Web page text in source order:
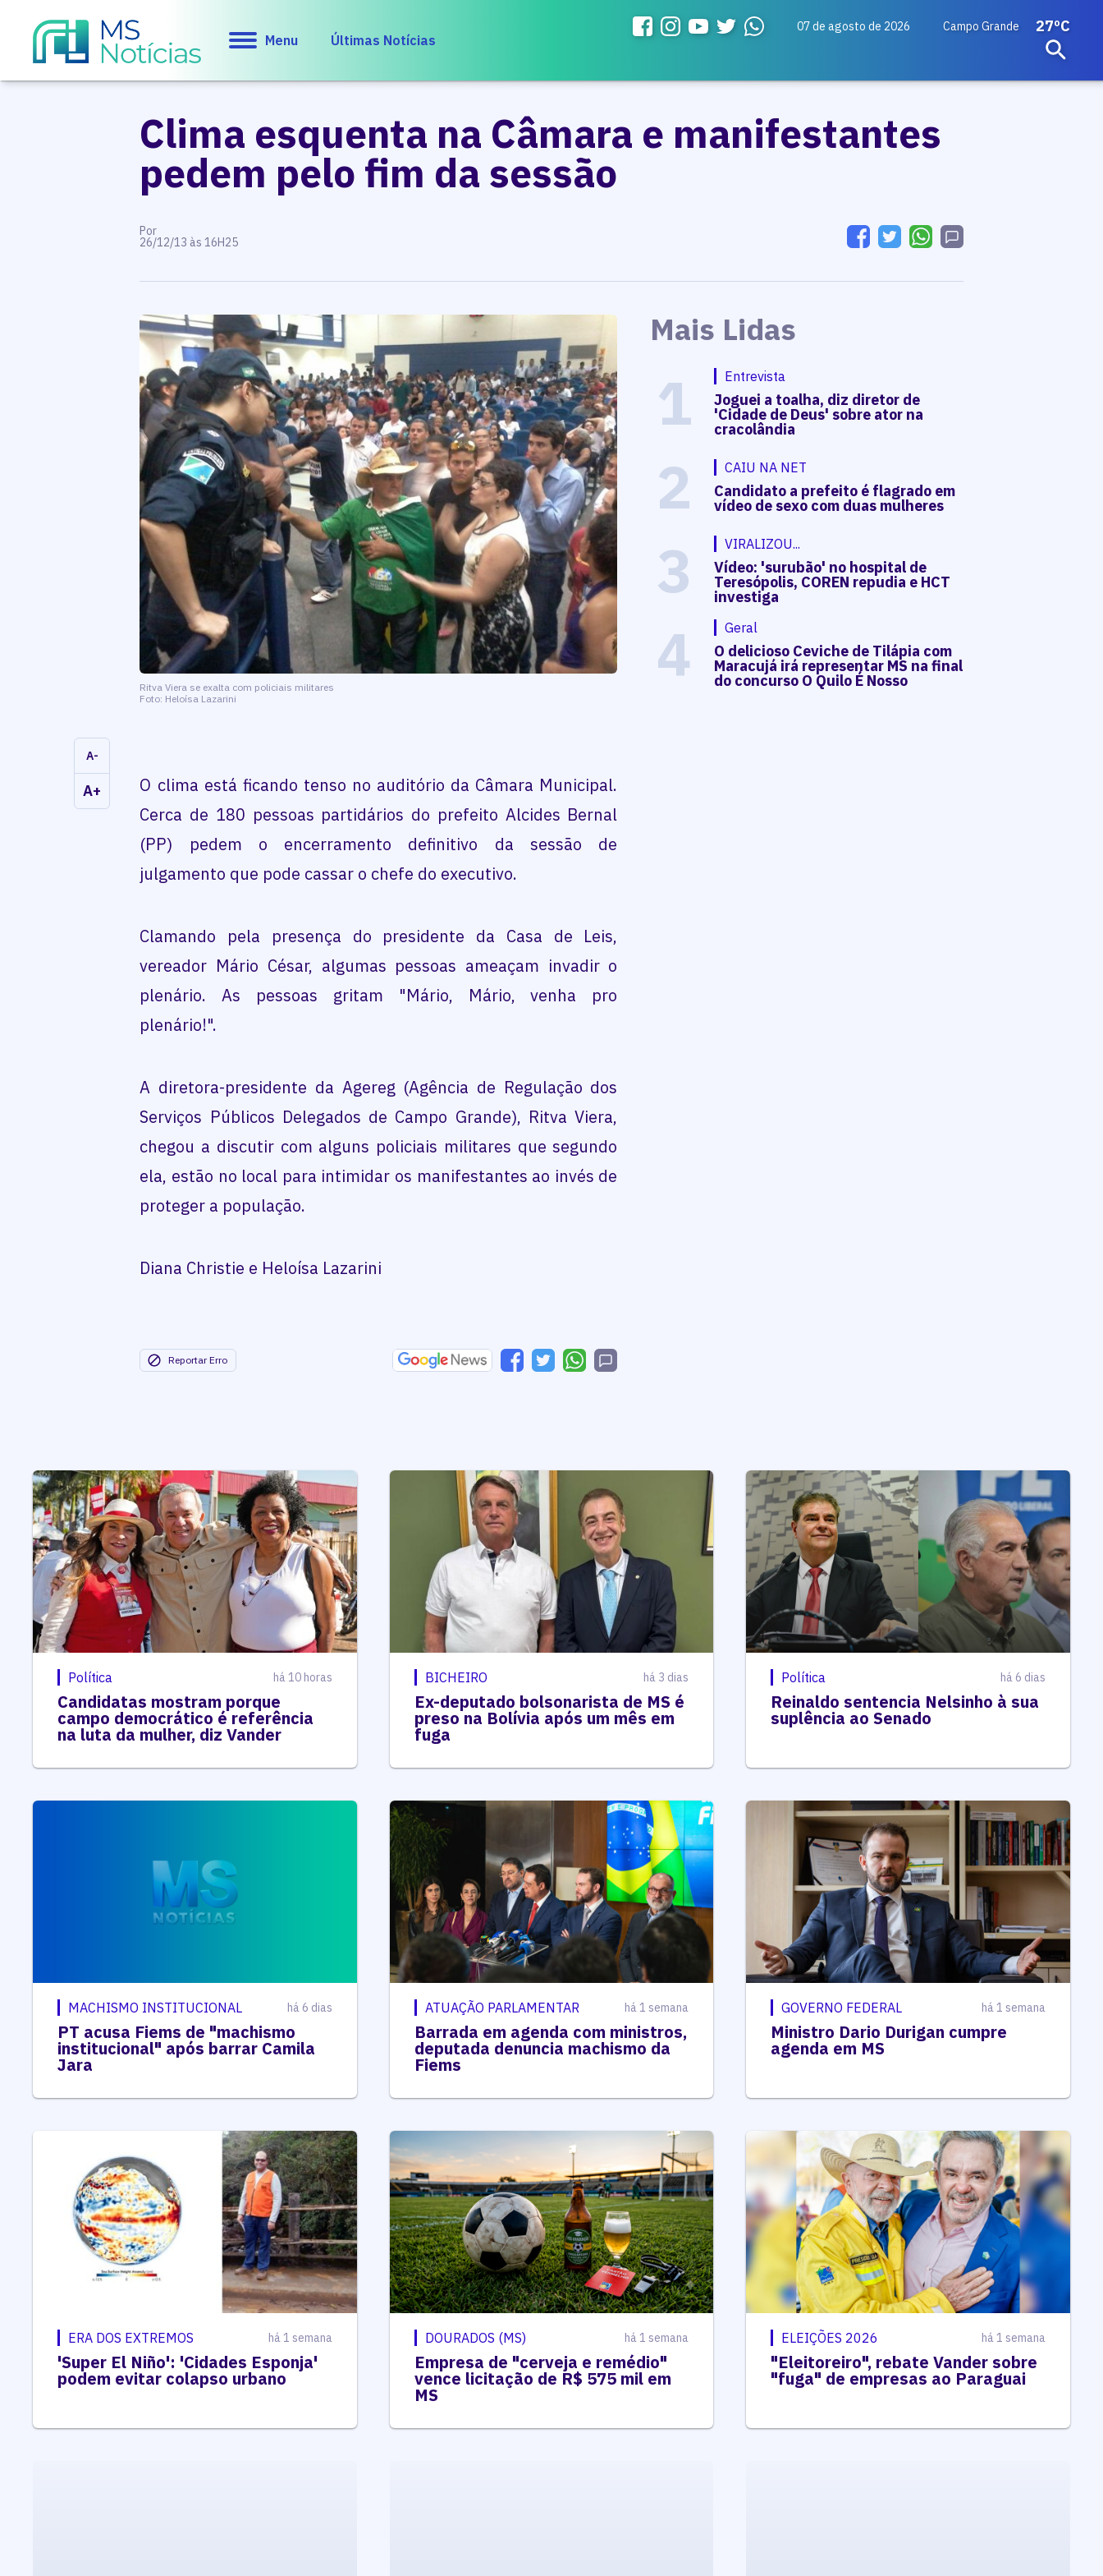
Menu Últimas Notícias
07 de agosto de 2026 Campo Grande 27ºC
Clima esquenta na Câmara e manifestantes
pedem pelo fim da sessão
Por
26/12/13 às 16H25
Ritva Viera se exalta com policiais militares
Foto: Heloísa Lazarini
A-
A+
O clima está ficando tenso no auditório da Câmara Municipal.
Cerca de 180 pessoas partidários do prefeito Alcides Bernal
(PP) pedem o encerramento definitivo da sessão de
julgamento que pode cassar o chefe do executivo.
Clamando pela presença do presidente da Casa de Leis,
vereador Mário César, algumas pessoas ameaçam invadir o
plenário. As pessoas gritam "Mário, Mário, venha pro
plenário!".
A diretora-presidente da Agereg (Agência de Regulação dos
Serviços Públicos Delegados de Campo Grande), Ritva Viera,
chegou a discutir com alguns policiais militares que segundo
ela, estão no local para intimidar os manifestantes ao invés de
proteger a população.
Diana Christie e Heloísa Lazarini
Reportar Erro
Mais Lidas
1 Entrevista
Joguei a toalha, diz diretor de
'Cidade de Deus' sobre ator na
cracolândia
2 CAIU NA NET
Candidato a prefeito é flagrado em
vídeo de sexo com duas mulheres
3 VIRALIZOU...
Vídeo: 'surubão' no hospital de
Teresópolis, COREN repudia e HCT
investiga
4 Geral
O delicioso Ceviche de Tilápia com
Maracujá irá representar MS na final
do concurso O Quilo É Nosso
Política há 10 horas
Candidatas mostram porque
campo democrático é referência
na luta da mulher, diz Vander
BICHEIRO há 3 dias
Ex-deputado bolsonarista de MS é
preso na Bolívia após um mês em
fuga
Política há 6 dias
Reinaldo sentencia Nelsinho à sua
suplência ao Senado
MACHISMO INSTITUCIONAL há 6 dias
PT acusa Fiems de "machismo
institucional" após barrar Camila
Jara
ATUAÇÃO PARLAMENTAR há 1 semana
Barrada em agenda com ministros,
deputada denuncia machismo da
Fiems
GOVERNO FEDERAL há 1 semana
Ministro Dario Durigan cumpre
agenda em MS
ERA DOS EXTREMOS há 1 semana
'Super El Niño': 'Cidades Esponja'
podem evitar colapso urbano
DOURADOS (MS) há 1 semana
Empresa de "cerveja e remédio"
vence licitação de R$ 575 mil em
MS
ELEIÇÕES 2026 há 1 semana
"Eleitoreiro", rebate Vander sobre
"fuga" de empresas ao Paraguai